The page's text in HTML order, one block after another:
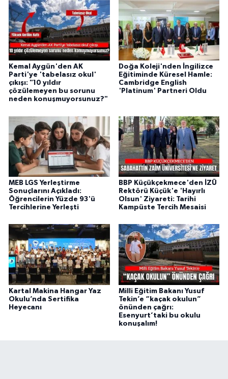
Kemal Aygün'den AK
Parti'ye 'tabelasız okul'
çıkışı: "10 yıldır
çözülemeyen bu sorunu
neden konuşmuyorsunuz?"
Doğa Koleji'nden İngilizce
Eğitiminde Küresel Hamle:
Cambridge English
'Platinum' Partneri Oldu
MEB LGS Yerleştirme
Sonuçlarını Açıkladı:
Öğrencilerin Yüzde 93'ü
Tercihlerine Yerleşti
BBP Küçükçekmece'den İZÜ
Rektörü Küçük'e 'Hayırlı
Olsun' Ziyareti: Tarihi
Kampüste Tercih Mesaisi
Kartal Makina Hangar Yaz
Okulu’nda Sertifika
Heyecanı
Milli Eğitim Bakanı Yusuf
Tekin’e “kaçak okulun”
önünden çağrı:
Esenyurt’taki bu okulu
konuşalım!